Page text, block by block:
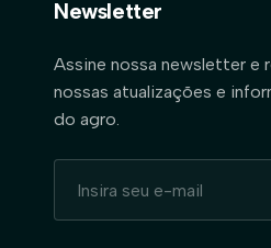
Newsletter
Assine nossa newsletter e
nossas atualizações e
do agro.